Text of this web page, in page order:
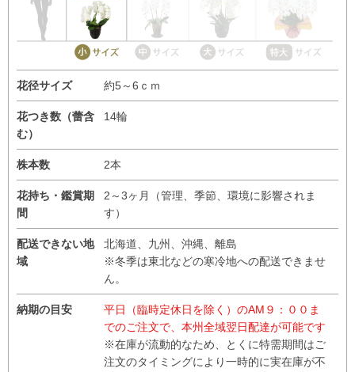
花径サイズ 約5～6ｃｍ
花つき数（蕾含
む）
14輪
株本数 2本
花持ち・鑑賞期
間
2～3ヶ月（管理、季節、環境に影響されま
す）
配送できない地
域
北海道、九州、沖縄、離島
※冬季は東北などの寒冷地への配送できませ
ん。
納期の目安
平日（臨時定休日を除く）のAM９：００ま
でのご注文で、本州全域翌日配達が可能です
※在庫が流動的なため、とくに特需期間はご
注文のタイミングにより一時的に実在庫が不